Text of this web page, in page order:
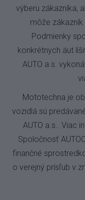
výberu zákazníka,
môže
Podmienky
konkrétnych áut
AUTO a.s.
Mototechna je
vozidlá sú
AUTO a.s.. Viac
Spoločnosť
finančné
o verejný prísľub v